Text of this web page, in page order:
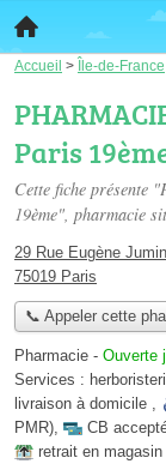
Accueil > Île-de-France
Paris
Cette fiche présente
19ème", pharmacie
29 Rue Eugène Jumin
75019 Paris
📞 Appeler cette
Pharmacie - Ouverte
Services :
livraison à domicile ,
PMR), CB
retrait en magasin